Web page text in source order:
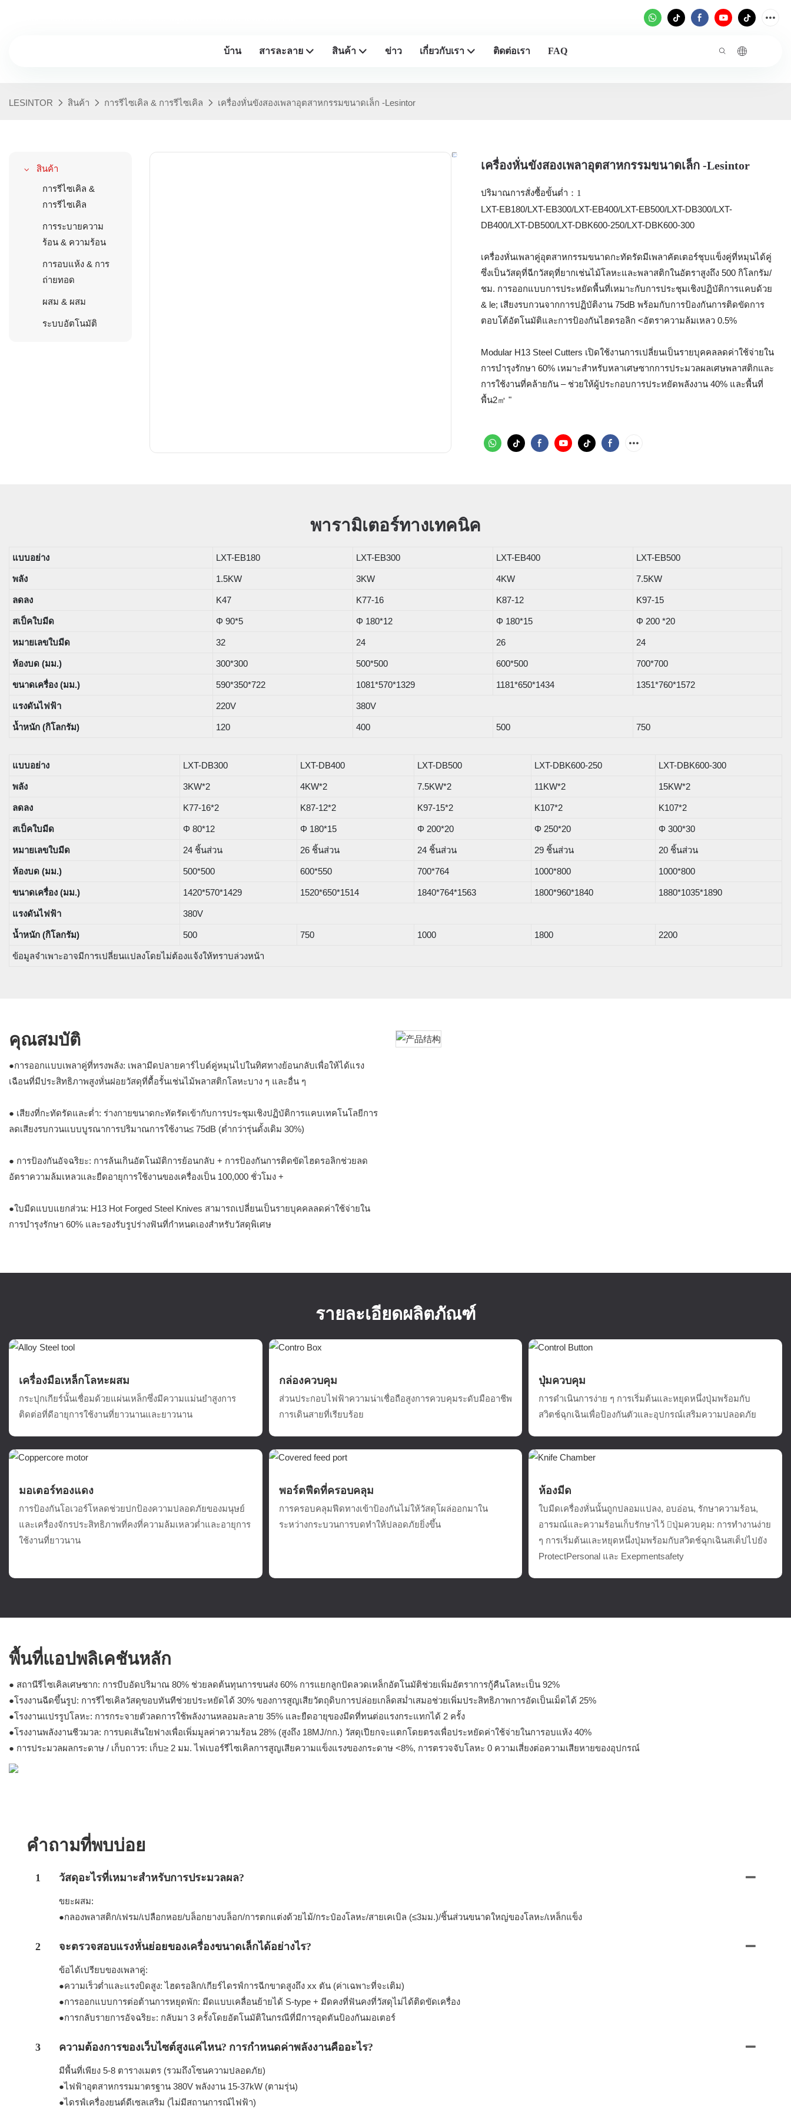
บ้าน สารละลาย สินค้า ข่าว เกี่ยวกับเรา ติดต่อเรา FAQ
LESINTOR สินค้า การรีไซเคิล & การรีไซเคิล เครื่องหั่นขังสองเพลาอุตสาหกรรมขนาดเล็ก -Lesintor
สินค้า
การรีไซเคิล &
การรีไซเคิล
การระบายความ
ร้อน & ความร้อน
การอบแห้ง & การ
ถ่ายทอด
ผสม & ผสม
ระบบอัตโนมัติ
เครื่องหั่นขังสองเพลาอุตสาหกรรมขนาดเล็ก -Lesintor
ปริมาณการสั่งซื้อขั้นต่ำ：1
LXT-EB180/LXT-EB300/LXT-EB400/LXT-EB500/LXT-DB300/LXT-
DB400/LXT-DB500/LXT-DBK600-250/LXT-DBK600-300
เครื่องหั่นเพลาคู่อุตสาหกรรมขนาดกะทัดรัดมีเพลาคัตเตอร์ชุบแข็งคู่ที่หมุนได้คู่
ซึ่งเป็นวัสดุที่ฉีกวัสดุที่ยากเช่นไม้โลหะและพลาสติกในอัตราสูงถึง 500 กิโลกรัม/
ชม. การออกแบบการประหยัดพื้นที่เหมาะกับการประชุมเชิงปฏิบัติการแคบด้วย
& le; เสียงรบกวนจากการปฏิบัติงาน 75dB พร้อมกับการป้องกันการติดขัดการ
ตอบโต้อัตโนมัติและการป้องกันไฮดรอลิก <อัตราความล้มเหลว 0.5%
Modular H13 Steel Cutters เปิดใช้งานการเปลี่ยนเป็นรายบุคคลลดค่าใช้จ่ายใน
การบำรุงรักษา 60% เหมาะสำหรับหลาเศษซากการประมวลผลเศษพลาสติกและ
การใช้งานที่คล้ายกัน – ช่วยให้ผู้ประกอบการประหยัดพลังงาน 40% และพื้นที่
พื้น2㎡ "
พารามิเตอร์ทางเทคนิค
แบบอย่าง LXT-EB180 LXT-EB300 LXT-EB400 LXT-EB500
พลัง 1.5KW 3KW 4KW 7.5KW
ลดลง K47 K77-16 K87-12 K97-15
สเป็คใบมีด Φ 90*5 Φ 180*12 Φ 180*15 Φ 200 *20
หมายเลขใบมีด 32 24 26 24
ห้องบด (มม.) 300*300 500*500 600*500 700*700
ขนาดเครื่อง (มม.) 590*350*722 1081*570*1329 1181*650*1434 1351*760*1572
แรงดันไฟฟ้า 220V 380V
น้ำหนัก (กิโลกรัม) 120 400 500 750
แบบอย่าง LXT-DB300 LXT-DB400 LXT-DB500 LXT-DBK600-250 LXT-DBK600-300
พลัง 3KW*2 4KW*2 7.5KW*2 11KW*2 15KW*2
ลดลง K77-16*2 K87-12*2 K97-15*2 K107*2 K107*2
สเป็คใบมีด Φ 80*12 Φ 180*15 Φ 200*20 Φ 250*20 Φ 300*30
หมายเลขใบมีด 24 ชิ้นส่วน 26 ชิ้นส่วน 24 ชิ้นส่วน 29 ชิ้นส่วน 20 ชิ้นส่วน
ห้องบด (มม.) 500*500 600*550 700*764 1000*800 1000*800
ขนาดเครื่อง (มม.) 1420*570*1429 1520*650*1514 1840*764*1563 1800*960*1840 1880*1035*1890
แรงดันไฟฟ้า 380V
น้ำหนัก (กิโลกรัม) 500 750 1000 1800 2200
ข้อมูลจำเพาะอาจมีการเปลี่ยนแปลงโดยไม่ต้องแจ้งให้ทราบล่วงหน้า
คุณสมบัติ
●การออกแบบเพลาคู่ที่ทรงพลัง: เพลามีดปลายคาร์ไบด์คู่หมุนไปในทิศทางย้อนกลับเพื่อให้ได้แรง
เฉือนที่มีประสิทธิภาพสูงหั่นฝอยวัสดุที่ดื้อรั้นเช่นไม้พลาสติกโลหะบาง ๆ และอื่น ๆ
● เสียงที่กะทัดรัดและต่ำ: ร่างกายขนาดกะทัดรัดเข้ากับการประชุมเชิงปฏิบัติการแคบเทคโนโลยีการ
ลดเสียงรบกวนแบบบูรณาการปริมาณการใช้งาน≤ 75dB (ต่ำกว่ารุ่นดั้งเดิม 30%)
● การป้องกันอัจฉริยะ: การล้นเกินอัตโนมัติการย้อนกลับ + การป้องกันการติดขัดไฮดรอลิกช่วยลด
อัตราความล้มเหลวและยืดอายุการใช้งานของเครื่องเป็น 100,000 ชั่วโมง +
●ใบมีดแบบแยกส่วน: H13 Hot Forged Steel Knives สามารถเปลี่ยนเป็นรายบุคคลลดค่าใช้จ่ายใน
การบำรุงรักษา 60% และรองรับรูปร่างฟันที่กำหนดเองสำหรับวัสดุพิเศษ
รายละเอียดผลิตภัณฑ์
เครื่องมือเหล็กโลหะผสม
กระปุกเกียร์นั้นเชื่อมด้วยแผ่นเหล็กซึ่งมีความแม่นยำสูงการ
ติดต่อที่ดีอายุการใช้งานที่ยาวนานและยาวนาน
กล่องควบคุม
ส่วนประกอบไฟฟ้าความน่าเชื่อถือสูงการควบคุมระดับมืออาชีพ
การเดินสายที่เรียบร้อย
ปุ่มควบคุม
การดำเนินการง่าย ๆ การเริ่มต้นและหยุดหนึ่งปุ่มพร้อมกับ
สวิตช์ฉุกเฉินเพื่อป้องกันตัวและอุปกรณ์เสริมความปลอดภัย
มอเตอร์ทองแดง
การป้องกันโอเวอร์โหลดช่วยปกป้องความปลอดภัยของมนุษย์
และเครื่องจักรประสิทธิภาพที่คงที่ความล้มเหลวต่ำและอายุการ
ใช้งานที่ยาวนาน
พอร์ตฟีดที่ครอบคลุม
การครอบคลุมฟีดทางเข้าป้องกันไม่ให้วัสดุโผล่ออกมาใน
ระหว่างกระบวนการบดทำให้ปลอดภัยยิ่งขึ้น
ห้องมีด
ใบมีดเครื่องหั่นนั้นถูกปลอมแปลง, อบอ่อน, รักษาความร้อน,
อารมณ์และความร้อนเก็บรักษาไว้ ปุ่มควบคุม: การทำงานง่าย
ๆ การเริ่มต้นและหยุดหนึ่งปุ่มพร้อมกับสวิตช์ฉุกเฉินสเต็ปไปยัง
ProtectPersonal และ Exepmentsafety
พื้นที่แอปพลิเคชันหลัก
● สถานีรีไซเคิลเศษซาก: การบีบอัดปริมาณ 80% ช่วยลดต้นทุนการขนส่ง 60% การแยกลูกปัดลวดเหล็กอัตโนมัติช่วยเพิ่มอัตราการกู้คืนโลหะเป็น 92%
●โรงงานฉีดขึ้นรูป: การรีไซเคิลวัสดุขอบทันทีช่วยประหยัดได้ 30% ของการสูญเสียวัตถุดิบการปล่อยเกล็ดสม่ำเสมอช่วยเพิ่มประสิทธิภาพการอัดเป็นเม็ดได้ 25%
●โรงงานแปรรูปโลหะ: การกระจายตัวลดการใช้พลังงานหลอมละลาย 35% และยืดอายุของมีดที่ทนต่อแรงกระแทกได้ 2 ครั้ง
●โรงงานพลังงานชีวมวล: การบดเส้นใยฟางเพื่อเพิ่มมูลค่าความร้อน 28% (สูงถึง 18MJ/กก.) วัสดุเปียกจะแตกโดยตรงเพื่อประหยัดค่าใช้จ่ายในการอบแห้ง 40%
● การประมวลผลกระดาษ / เก็บถาวร: เก็บ≥ 2 มม. ไฟเบอร์รีไซเคิลการสูญเสียความแข็งแรงของกระดาษ <8%, การตรวจจับโลหะ 0 ความเสี่ยงต่อความเสียหายของอุปกรณ์
คำถามที่พบบ่อย
1 วัสดุอะไรที่เหมาะสำหรับการประมวลผล?
ขยะผสม:
●กลองพลาสติก/เฟรม/เปลือกหอย/บล็อกยางบล็อก/การตกแต่งด้วยไม้/กระป๋องโลหะ/สายเคเบิล (≤3มม.)/ชิ้นส่วนขนาดใหญ่ของโลหะ/เหล็กแข็ง
2 จะตรวจสอบแรงหั่นย่อยของเครื่องขนาดเล็กได้อย่างไร?
ข้อได้เปรียบของเพลาคู่:
●ความเร็วต่ำและแรงบิดสูง: ไฮดรอลิก/เกียร์ไดรฟ์การฉีกขาดสูงถึง xx ตัน (ค่าเฉพาะที่จะเติม)
●การออกแบบการต่อต้านการหยุดพัก: มีดแบบเคลื่อนย้ายได้ S-type + มีดคงที่ฟันคงที่วัสดุไม่ได้ติดขัดเครื่อง
●การกลับรายการอัจฉริยะ: กลับมา 3 ครั้งโดยอัตโนมัติในกรณีที่มีการอุดตันป้องกันมอเตอร์
3 ความต้องการของเว็บไซต์สูงแค่ไหน? การกำหนดค่าพลังงานคืออะไร?
มีพื้นที่เพียง 5-8 ตารางเมตร (รวมถึงโซนความปลอดภัย)
●ไฟฟ้าอุตสาหกรรมมาตรฐาน 380V พลังงาน 15-37kW (ตามรุ่น)
●ไดรฟ์เครื่องยนต์ดีเซลเสริม (ไม่มีสถานการณ์ไฟฟ้า)